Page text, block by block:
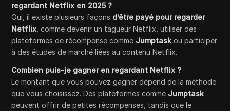
regardant Netflix en 2025 ?
Oui, il existe plusieurs façons d’être payé pour regarder
Netflix , comme devenir un tagueur Netflix, utiliser des
plateformes de récompense comme Jumptask ou participer
à des études de marché liées au contenu Netflix.
Combien puis-je gagner en regardant Netflix ?
Le montant que vous pouvez gagner dépend de la méthode
que vous choisissez. Des plateformes comme Jumptask
peuvent offrir de petites récompenses, tandis que le